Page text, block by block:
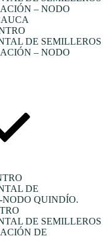
– NODO
DE SEMILLEROS
– NODO
DE
NODO QUINDÍO.
DE SEMILLEROS
DE